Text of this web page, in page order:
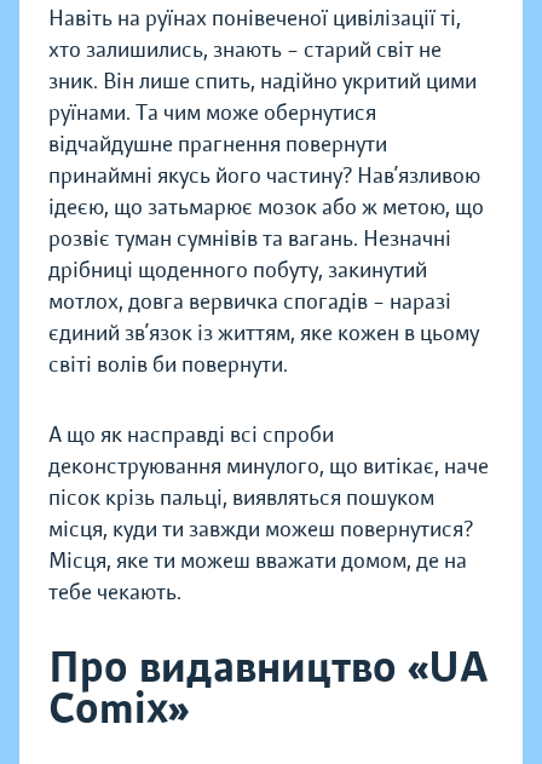
Навіть на руїнах понівеченої цивілізації ті,
хто залишились, знають – старий світ не
зник. Він лише спить, надійно укритий цими
руїнами. Та чим може обернутися
відчайдушне прагнення повернути
принаймні якусь його частину? Нав’язливою
ідеєю, що затьмарює мозок або ж метою, що
розвіє туман сумнівів та вагань. Незначні
дрібниці щоденного побуту, закинутий
мотлох, довга вервичка спогадів – наразі
єдиний зв’язок із життям, яке кожен в цьому
світі волів би повернути.
А що як насправді всі спроби
деконструювання минулого, що витікає, наче
пісок крізь пальці, виявляться пошуком
місця, куди ти завжди можеш повернутися?
Місця, яке ти можеш вважати домом, де на
тебе чекають.
Про видавництво «UA
Comix»